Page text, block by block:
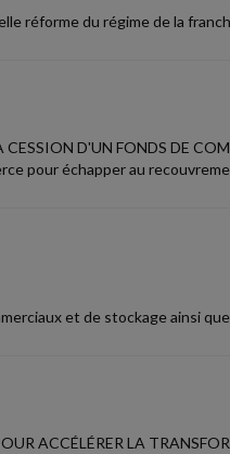
réforme du régime de la
D'UN FONDS DE
pour échapper au
et de stockage ainsi
ACCÉLÉRER LA